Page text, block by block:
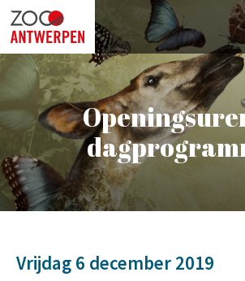
Vrijdag 6 december 2019